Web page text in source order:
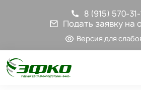
8 (915) 570-31-
Подать заявку на
Версия для